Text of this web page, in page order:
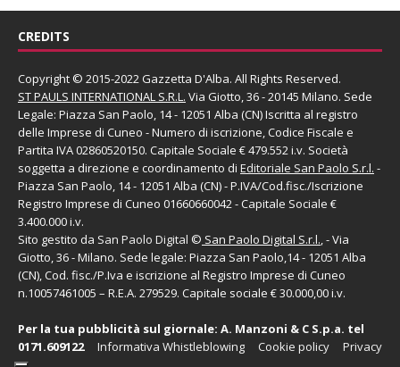
CREDITS
Copyright © 2015-2022 Gazzetta D'Alba. All Rights Reserved.
ST PAULS INTERNATIONAL S.R.L. Via Giotto, 36 - 20145 Milano. Sede
Legale: Piazza San Paolo, 14 - 12051 Alba (CN) Iscritta al registro
delle Imprese di Cuneo - Numero di iscrizione, Codice Fiscale e
Partita IVA 02860520150. Capitale Sociale € 479.552 i.v. Società
soggetta a direzione e coordinamento di Editoriale San Paolo S.r.l. -
Piazza San Paolo, 14 - 12051 Alba (CN) - P.IVA/Cod.fisc./Iscrizione
Registro Imprese di Cuneo 01660660042 - Capitale Sociale €
3.400.000 i.v.
Sito gestito da San Paolo Digital © San Paolo Digital S.r.l., - Via
Giotto, 36 - Milano. Sede legale: Piazza San Paolo,14 - 12051 Alba
(CN), Cod. fisc./P.Iva e iscrizione al Registro Imprese di Cuneo
n.10057461005 – R.E.A. 279529. Capitale sociale € 30.000,00 i.v.
Per la tua pubblicità sul giornale: A. Manzoni & C S.p.a. tel
0171.609122
Privacy
Cookie policy
Informativa Whistleblowing